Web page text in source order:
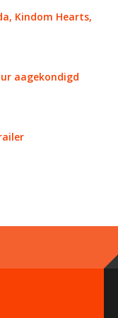
Kindom Hearts,
aagekondigd